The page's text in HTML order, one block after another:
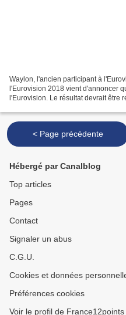
Waylon, l'ancien participant à
l'Eurovision 2018 vient d'annoncer
l'Eurovision. Le résultat devrait être
< Page précédente
Hébergé par Canalblog
Top articles
Pages
Contact
Signaler un abus
C.G.U.
Cookies et données
Préférences cookies
Voir le profil de